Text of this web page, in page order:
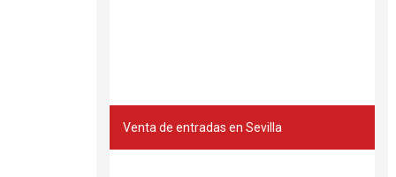
Venta de entradas en Sevilla